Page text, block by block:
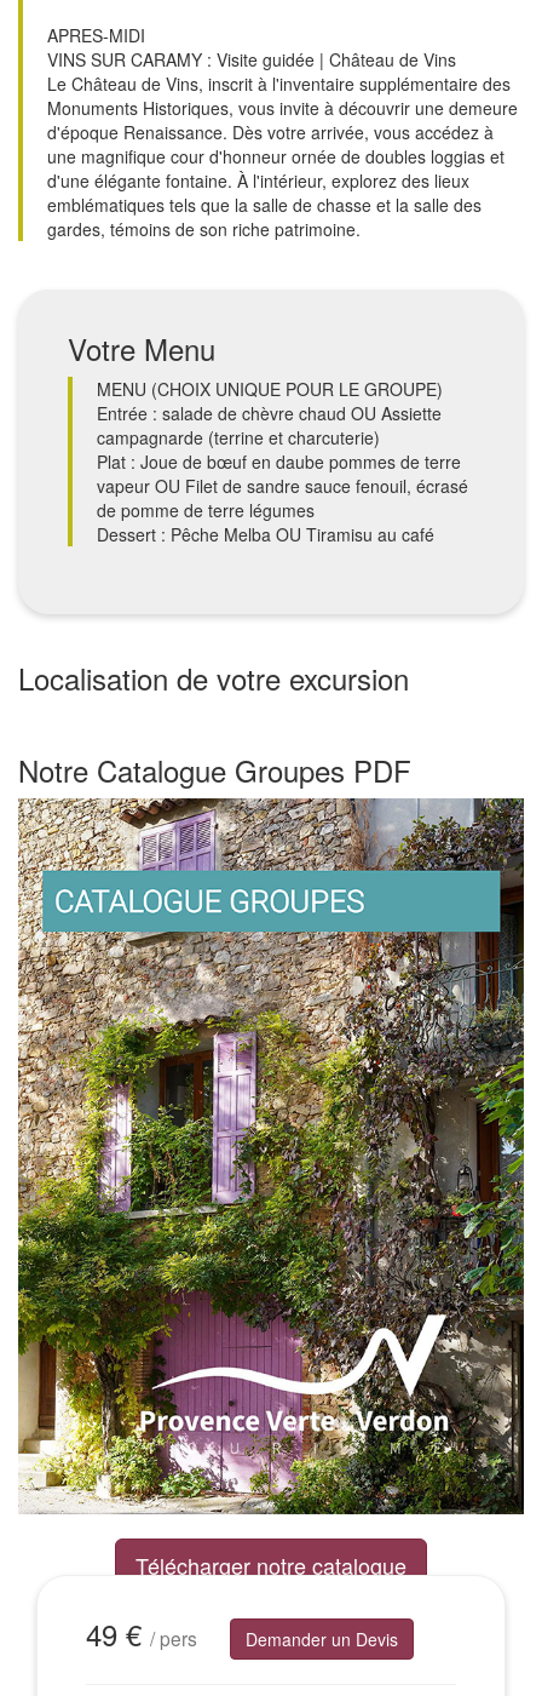
APRES-MIDI
VINS SUR CARAMY : Visite guidée | Château de Vins
Le Château de Vins, inscrit à l'inventaire supplémentaire des
Monuments Historiques, vous invite à découvrir une demeure
d'époque Renaissance. Dès votre arrivée, vous accédez à
une magnifique cour d'honneur ornée de doubles loggias et
d'une élégante fontaine. À l'intérieur, explorez des lieux
emblématiques tels que la salle de chasse et la salle des
gardes, témoins de son riche patrimoine.
Votre Menu
MENU (CHOIX UNIQUE POUR LE GROUPE)
Entrée : salade de chèvre chaud OU Assiette
campagnarde (terrine et charcuterie)
Plat : Joue de bœuf en daube pommes de terre
vapeur OU Filet de sandre sauce fenouil, écrasé
de pomme de terre légumes
Dessert : Pêche Melba OU Tiramisu au café
Localisation de votre excursion
−
Leaflet| ©OpenStreetMap
Notre Catalogue Groupes PDF
Télécharger notre catalogue
49 € / pers Demander un Devis